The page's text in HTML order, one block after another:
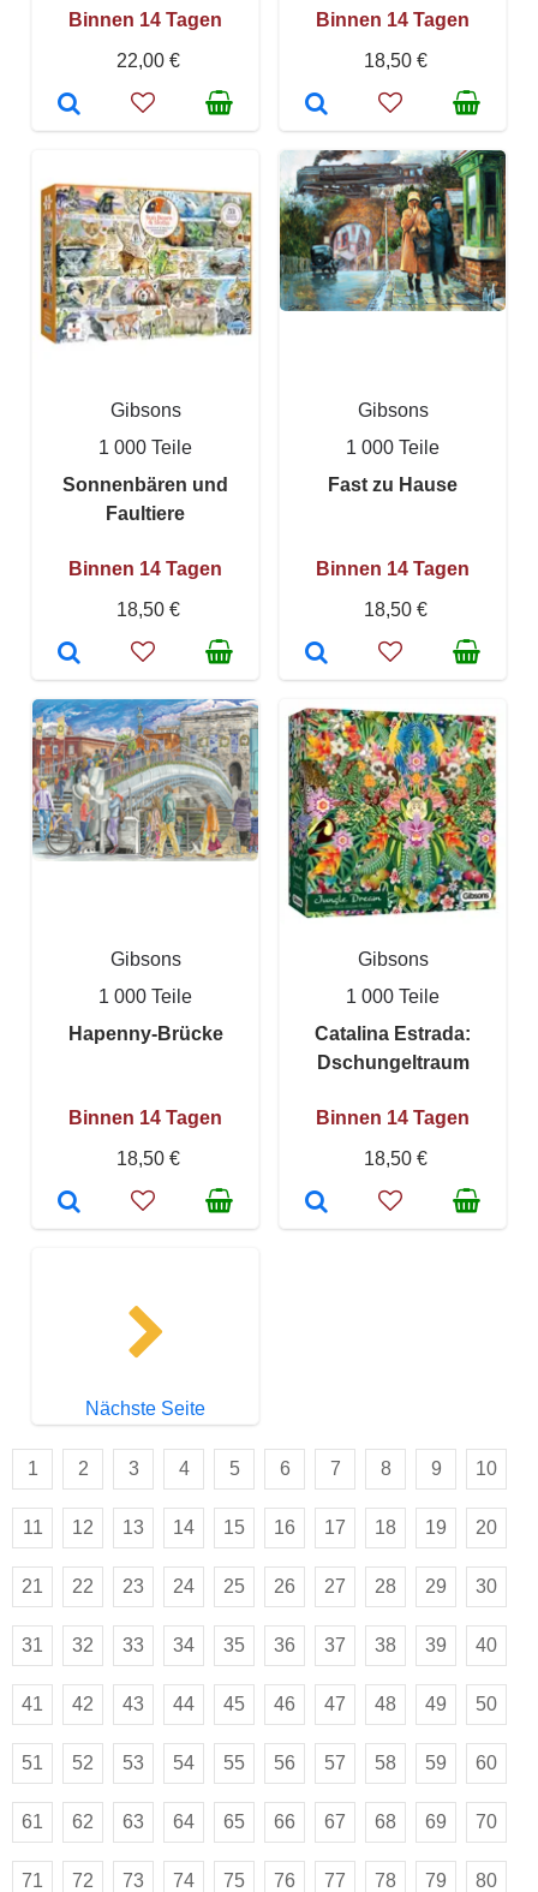
Binnen 14 Tagen
22,00 €
Binnen 14 Tagen
18,50 €
Gibsons
1 000 Teile
Sonnenbären und
Faultiere
Binnen 14 Tagen
18,50 €
Gibsons
1 000 Teile
Fast zu Hause
Binnen 14 Tagen
18,50 €
Gibsons
1 000 Teile
Hapenny-Brücke
Binnen 14 Tagen
18,50 €
Gibsons
1 000 Teile
Catalina Estrada:
Dschungeltraum
Binnen 14 Tagen
18,50 €
Nächste Seite
1 2 3 4 5 6 7 8 9 10
11 12 13 14 15 16 17 18 19 20
21 22 23 24 25 26 27 28 29 30
31 32 33 34 35 36 37 38 39 40
41 42 43 44 45 46 47 48 49 50
51 52 53 54 55 56 57 58 59 60
61 62 63 64 65 66 67 68 69 70
71 72 73 74 75 76 77 78 79 80